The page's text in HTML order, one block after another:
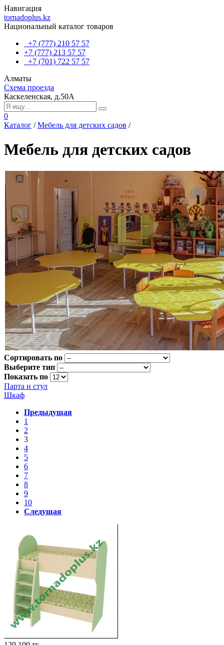
Навигация
tornadoplus.kz
Национальный каталог товаров
+7 (777) 210 57 57
+7 (777) 213 57 57
+7 (701) 722 57 57
Алматы
Схема проезда
Каскеленская, д.50А
0
Каталог /Мебель для детских садов /
Мебель для детских садов
Сортировать по
Выберите тип
Показать по
Парта и стул
Шкаф
Предыдущая
1
2
3
4
5
6
7
8
9
10
Следущая